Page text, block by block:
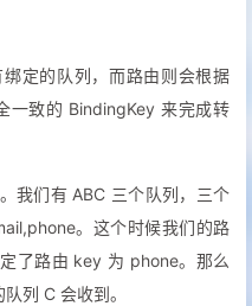
定的队列，而路由则会根据
一致的 BindingKey 来完成转
我们有 ABC 三个队列，三个
。这个时候我们的路
了路由 key 为 phone。那么
列 C 会收到。